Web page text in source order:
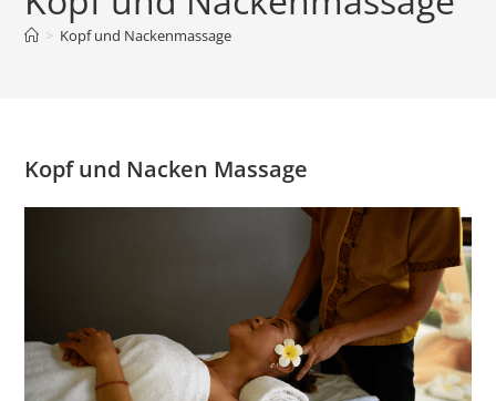
> Kopf und Nackenmassage
Kopf und Nacken Massage